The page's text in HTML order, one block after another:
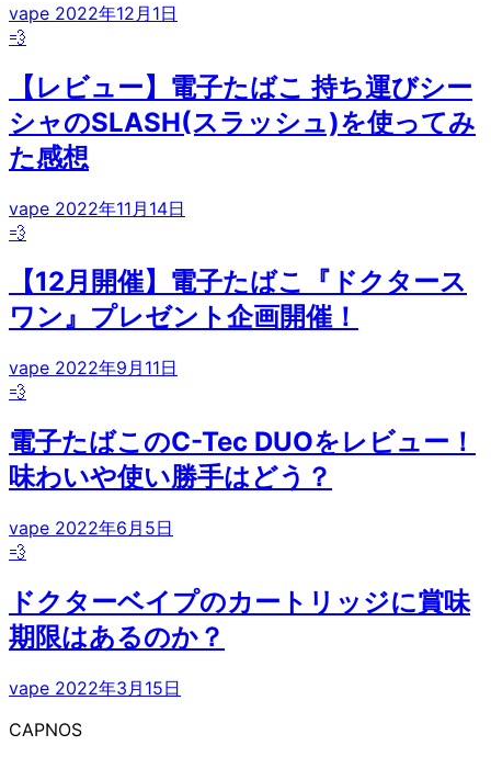
vape 2022年12月1日
💨
【レビュー】電子たばこ 持ち運びシー
シャのSLASH(スラッシュ)を使ってみ
た感想
vape 2022年11月14日
💨
【12月開催】電子たばこ『ドクタース
ワン』プレゼント企画開催！
vape 2022年9月11日
💨
電子たばこのC-Tec DUOをレビュー！
味わいや使い勝手はどう？
vape 2022年6月5日
💨
ドクターベイプのカートリッジに賞味
期限はあるのか？
vape 2022年3月15日
CAPNOS